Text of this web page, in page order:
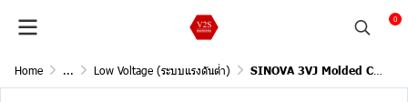
0
Home ... Low Voltage (ระบบแรงดันต่ำ) SINOVA 3VJ Molded Case Circuit Breakers / 3Pole, 18kA@415V AC, 50/60Hz (Current In 50A)